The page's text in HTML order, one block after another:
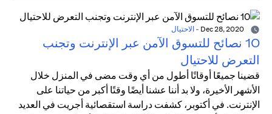
- الاحتيال
10 نصائح للتسوق الآمن عبر الإنترنت وتجنب
التعرض للاحتيال
قضينا جميعًا أوقاتًا أطول من أي وقت مضى في المنزل خلال
الأشهر الأخيرة، ولا بد أننا عشنا أيضًا وقتًا أكبر من حياتنا على
الإنترنت. في أكتوبر، كشفت دراسة استقصائية أجريت في العديد